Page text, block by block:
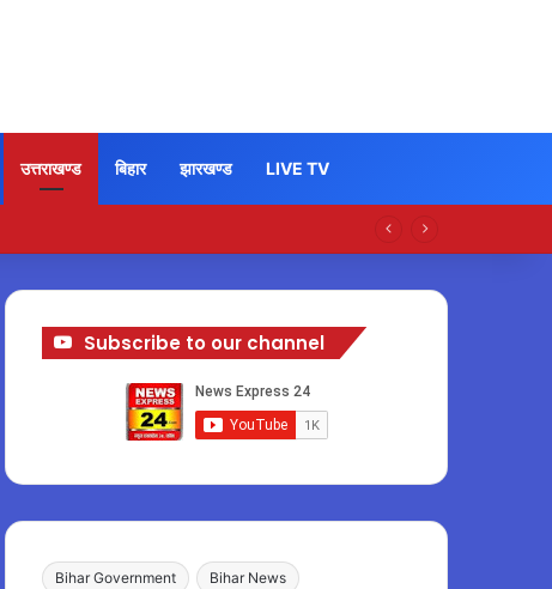
उत्तराखण्ड बिहार झारखण्ड LIVE TV
Subscribe to our channel
Bihar Government Bihar News